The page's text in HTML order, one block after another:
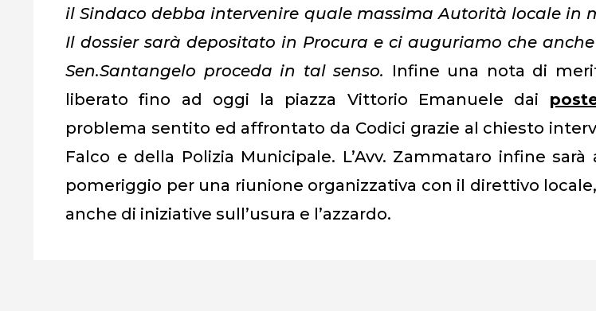
il Sindaco debba intervenire quale massima Autorità locale in
Il dossier sarà depositato in Procura e ci auguriamo che
Sen.Santangelo proceda in tal senso. Infine una nota di
liberato fino ad oggi la piazza Vittorio Emanuele dai
problema sentito ed affrontato da Codici grazie al chiesto
Falco e della Polizia Municipale. L’Avv. Zammataro infine sarà
pomeriggio per una riunione organizzativa con il direttivo
anche di iniziative sull’usura e l’azzardo.